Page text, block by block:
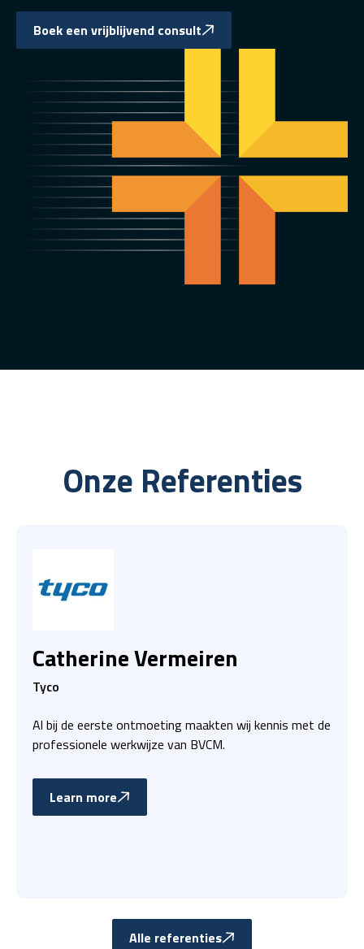
Boek een vrijblijvend consult
Onze Referenties
Catherine Vermeiren
Tyco
Al bij de eerste ontmoeting maakten wij kennis met de
professionele werkwijze van BVCM.
Learn more
Alle referenties